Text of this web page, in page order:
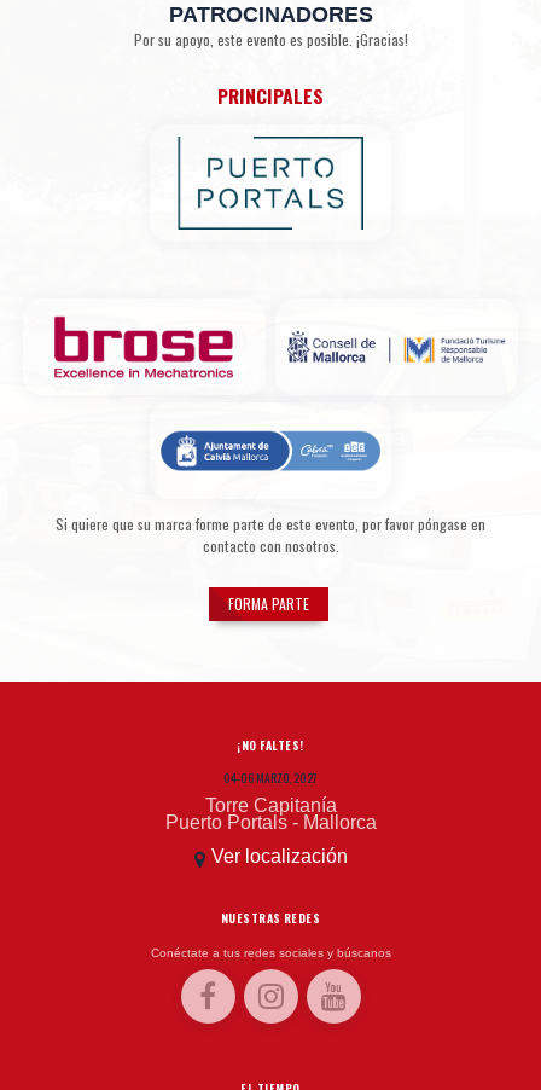
PATROCINADORES
Por su apoyo, este evento es posible. ¡Gracias!
PRINCIPALES
Si quiere que su marca forme parte de este evento, por favor póngase en
contacto con nosotros.
FORMA PARTE
¡NO FALTES!
04-06 MARZO, 2027
Torre Capitanía
Puerto Portals - Mallorca
Ver localización
NUESTRAS REDES
Conéctate a tus redes sociales y búscanos